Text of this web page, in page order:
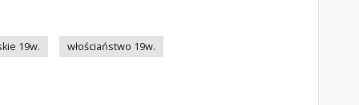
19w.
włościaństwo 19w.